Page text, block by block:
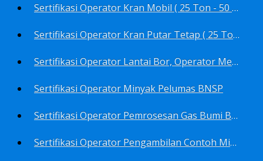
Sertifikasi Operator Kran Mobil ( 25 Ton - 50 Ton - > 50 ) BNSP
Sertifikasi Operator Kran Putar Tetap ( 25 Ton - 50 Ton - > 50 ) BNSP
Sertifikasi Operator Lantai Bor, Operator Menara Bor, Juru Bor, Ahli Pengendali Pengeboran BNSP
Sertifikasi Operator Minyak Pelumas BNSP
Sertifikasi Operator Pemrosesan Gas Bumi BNSP
Sertifikasi Operator Pengambilan Contoh Minyak Bumi, Gas Bumi, Bbm- Bbn- Pelumas, Udara, Limbah, Air BNSP